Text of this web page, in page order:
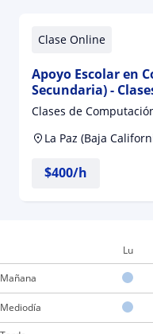
Clase Online
Apoyo Escolar en
Secundaria) -
Clases de
La Paz (Baja
$400/h
Lu
Mañana
Mediodía